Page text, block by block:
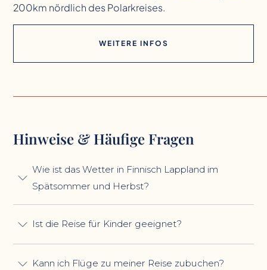
200km nördlich des Polarkreises.
WEITERE INFOS
Hinweise & Häufige Fragen
Wie ist das Wetter in Finnisch Lappland im
Spätsommer und Herbst?
Ist die Reise für Kinder geeignet?
Kann ich Flüge zu meiner Reise zubuchen?